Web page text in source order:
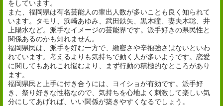
をしています。
また、福岡県は有名芸能人の輩出人数が多いことも良く知られて
います。タモリ、浜崎あゆみ、武田鉄矢、黒木瞳、妻夫木聡、井
上陽水など。派手なイメージの芸能界です。派手好きの県民性と
関係あるのかも知れません。
福岡県民は、派手を好む一方で、緻密さや辛抱強さはないといわ
れています。考えるよりも気持ちで動く人が多いようです。恋愛
に関してもあれこれ悩むより、まず行動の積極的なところがあり
ます。
福岡県民と上手に付き合うには、ヨイショが有効です。派手好
き、祭り好きな性格なので、気持ちを心地よく刺激して楽しい気
分にしてあげれば、いい関係が築きやすくなるでしょう。